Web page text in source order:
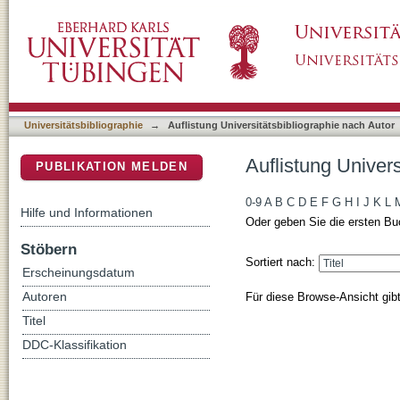
Universitätsbibliographie → Auflistung Universitätsbibliographie nach Autor
Auflistung
0-9 A B C D E F G H J K L
Oder geben Sie die ersten
Sortiert nach:
Für diese Browse-Ansicht
PUBLIKATION MELDEN
Hilfe und Informationen
Stöbern
Erscheinungsdatum
Autoren
Titel
DDC-Klassifikation